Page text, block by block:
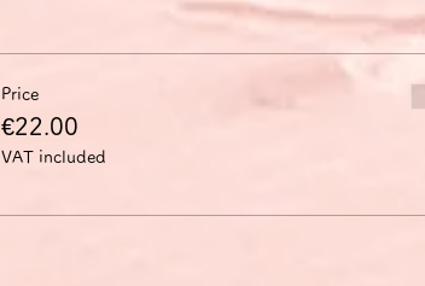
Price
€22.00
VAT included